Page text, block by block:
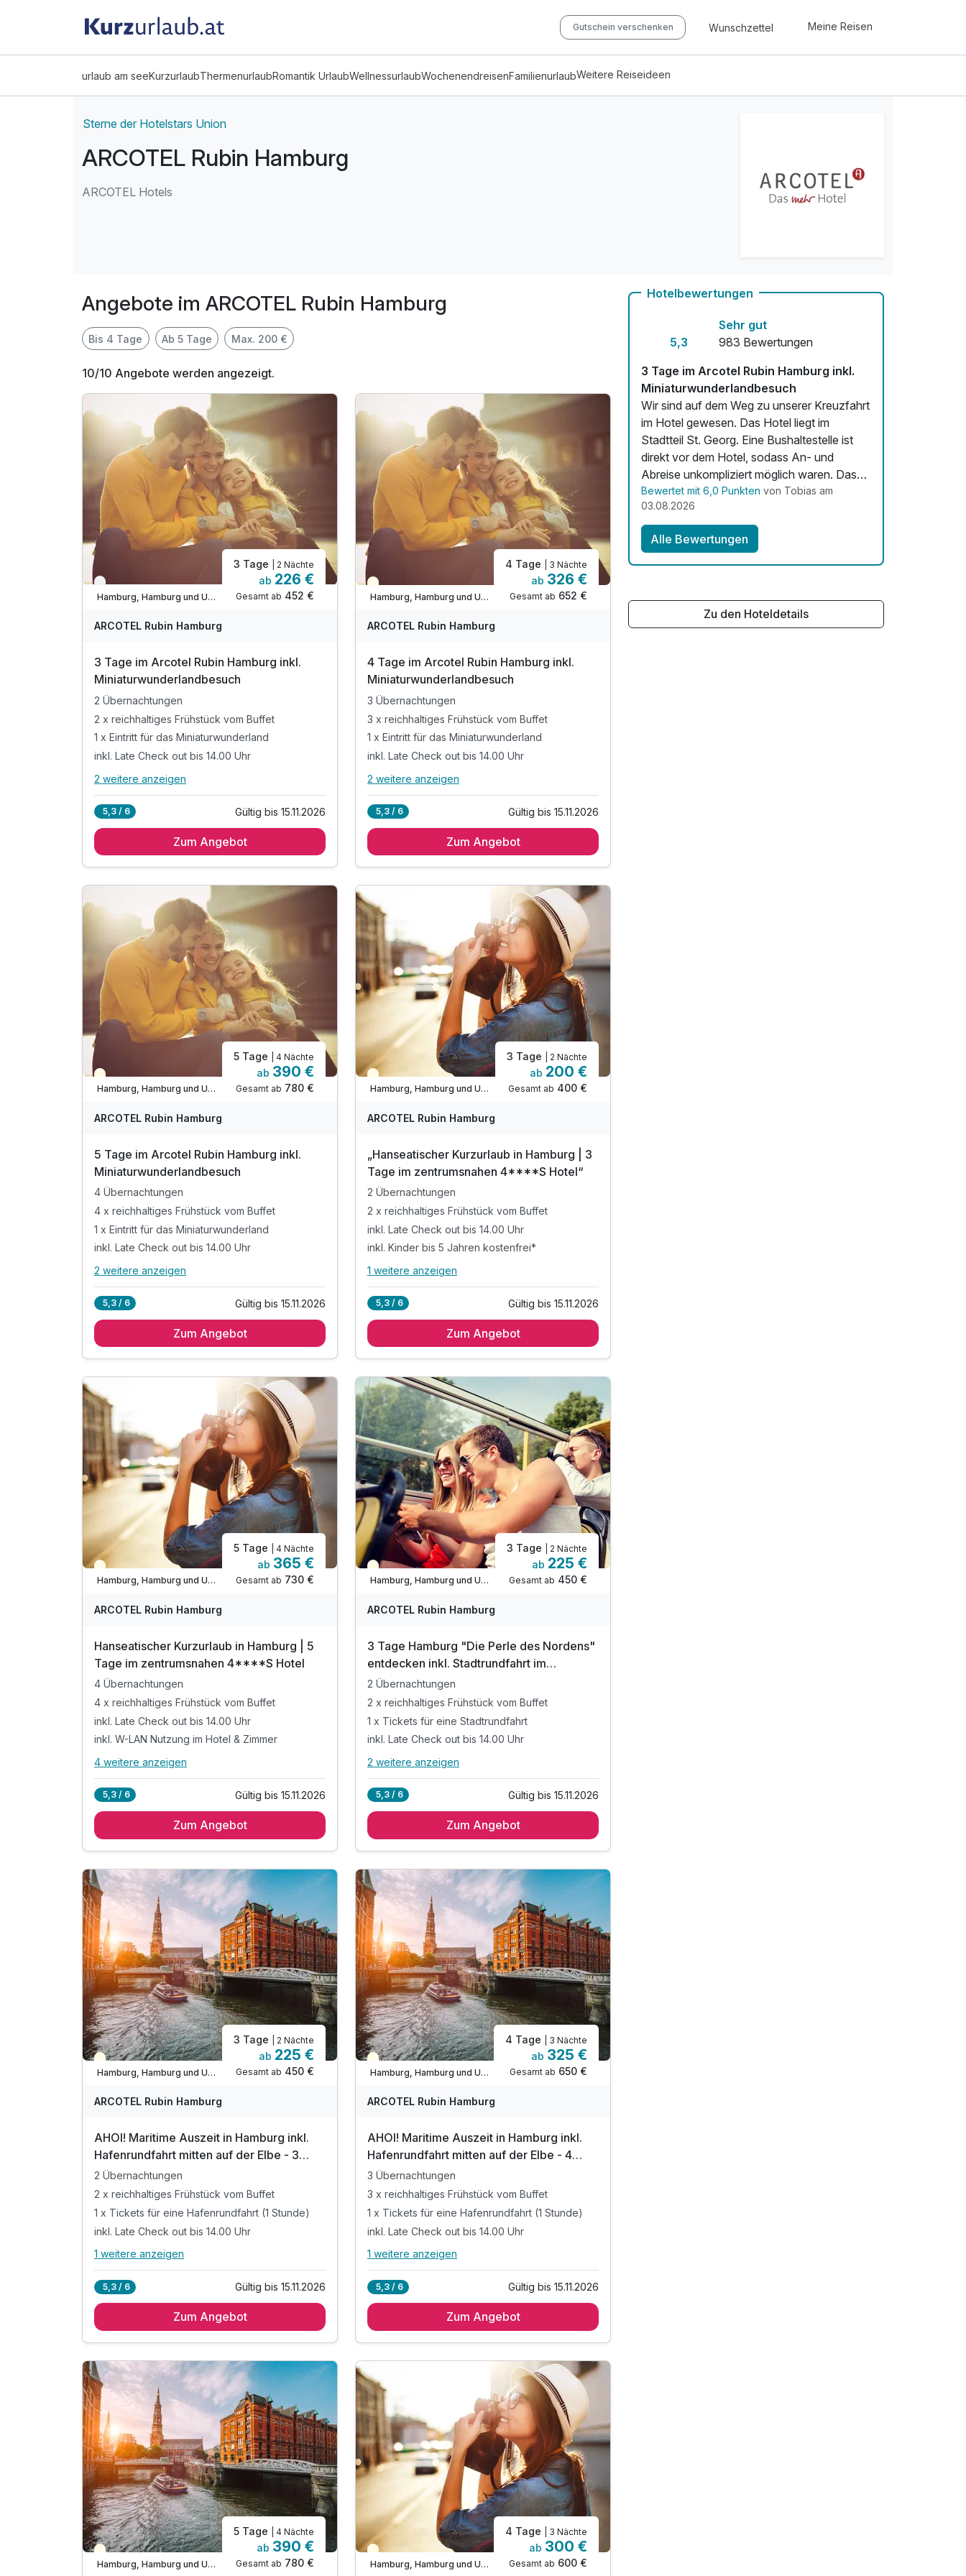
Gutschein verschenken Wunschzettel Meine Reisen
urlaub am seeKurzurlaubThermenurlaubRomantik UrlaubWellnessurlaubWochenendreisenFamilienurlaubWeitere Reiseideen
Sterne der Hotelstars Union
ARCOTEL Rubin Hamburg
ARCOTEL Hotels
Angebote im ARCOTEL Rubin Hamburg
Bis 4 Tage Ab 5 Tage Max. 200 €
10/10 Angebote werden angezeigt.
Verfügbar bis November
Hamburg, Hamburg und Umgebung
3 Tage | 2 Nächte
ab 226 €
Gesamt ab 452 €
ARCOTEL Rubin Hamburg
3 Tage im Arcotel Rubin Hamburg inkl.
Miniaturwunderlandbesuch
2 Übernachtungen
2 x reichhaltiges Frühstück vom Buffet
1 x Eintritt für das Miniaturwunderland
inkl. Late Check out bis 14.00 Uhr
Alle Inklusivleistungen
2 x reichhaltiges Frühstück vom Buffet
inkl. W-LAN Nutzung im Hotel & Zimmer
inkl. Kinder bis 5 Jahren kostenfrei
2 weitere anzeigen
5,3 / 6 Gültig bis 15.11.2026
Zum Angebot
Teilweise ausgelastet
Hamburg, Hamburg und Umgebung
4 Tage | 3 Nächte
ab 326 €
Gesamt ab 652 €
ARCOTEL Rubin Hamburg
4 Tage im Arcotel Rubin Hamburg inkl.
Miniaturwunderlandbesuch
3 Übernachtungen
3 x reichhaltiges Frühstück vom Buffet
1 x Eintritt für das Miniaturwunderland
inkl. Late Check out bis 14.00 Uhr
Alle Inklusivleistungen
3 x reichhaltiges Frühstück vom Buffet
inkl. W-LAN Nutzung im Hotel & Zimmer
inkl. Kinder bis 5 Jahren kostenfrei
2 weitere anzeigen
5,3 / 6 Gültig bis 15.11.2026
Zum Angebot
Teilweise ausgelastet
Hamburg, Hamburg und Umgebung
5 Tage | 4 Nächte
ab 390 €
Gesamt ab 780 €
ARCOTEL Rubin Hamburg
5 Tage im Arcotel Rubin Hamburg inkl.
Miniaturwunderlandbesuch
4 Übernachtungen
4 x reichhaltiges Frühstück vom Buffet
1 x Eintritt für das Miniaturwunderland
inkl. Late Check out bis 14.00 Uhr
Alle Inklusivleistungen
4 x reichhaltiges Frühstück vom Buffet
inkl. W-LAN Nutzung im Hotel & Zimmer
inkl. Kinder bis 5 Jahren kostenfrei
2 weitere anzeigen
5,3 / 6 Gültig bis 15.11.2026
Zum Angebot
Teilweise ausgelastet
Hamburg, Hamburg und Umgebung
3 Tage | 2 Nächte
ab 200 €
Gesamt ab 400 €
ARCOTEL Rubin Hamburg
„Hanseatischer Kurzurlaub in Hamburg | 3
Tage im zentrumsnahen 4****S Hotel“
2 Übernachtungen
2 x reichhaltiges Frühstück vom Buffet
inkl. Late Check out bis 14.00 Uhr
inkl. Kinder bis 5 Jahren kostenfrei*
Alle Inklusivleistungen
2 x reichhaltiges Frühstück vom Buffet
inkl. W-LAN Nutzung im Hotel & Zimmer
1 weitere anzeigen
5,3 / 6 Gültig bis 15.11.2026
Zum Angebot
Teilweise ausgelastet
Hamburg, Hamburg und Umgebung
5 Tage | 4 Nächte
ab 365 €
Gesamt ab 730 €
ARCOTEL Rubin Hamburg
Hanseatischer Kurzurlaub in Hamburg | 5
Tage im zentrumsnahen 4****S Hotel
4 Übernachtungen
4 x reichhaltiges Frühstück vom Buffet
inkl. Late Check out bis 14.00 Uhr
inkl. W-LAN Nutzung im Hotel & Zimmer
Alle Inklusivleistungen
4 x reichhaltiges Frühstück vom Buffet
inkl. Kinder bis 5 Jahren kostenfrei*
Tipp 1: Shoppen in der Mönckebergstr., 900 m
entf.
Tipp 2: Spazieren an der Binnen- oder
Außenalster
Tipp 3: Besichtigung der Elbphilharmonie
4 weitere anzeigen
5,3 / 6 Gültig bis 15.11.2026
Zum Angebot
Teilweise ausgelastet
Hamburg, Hamburg und Umgebung
3 Tage | 2 Nächte
ab 225 €
Gesamt ab 450 €
ARCOTEL Rubin Hamburg
3 Tage Hamburg "Die Perle des Nordens"
entdecken inkl. Stadtrundfahrt im
Doppeldeckerbus
2 Übernachtungen
2 x reichhaltiges Frühstück vom Buffet
1 x Tickets für eine Stadtrundfahrt
inkl. Late Check out bis 14.00 Uhr
Alle Inklusivleistungen
2 x reichhaltiges Frühstück vom Buffet
inkl. W-LAN Nutzung im Hotel & Zimmer
inkl. Kinder bis 5 Jahren kostenfrei
2 weitere anzeigen
5,3 / 6 Gültig bis 15.11.2026
Zum Angebot
Teilweise ausgelastet
Hamburg, Hamburg und Umgebung
3 Tage | 2 Nächte
ab 225 €
Gesamt ab 450 €
ARCOTEL Rubin Hamburg
AHOI! Maritime Auszeit in Hamburg inkl.
Hafenrundfahrt mitten auf der Elbe - 3
Tage
2 Übernachtungen
2 x reichhaltiges Frühstück vom Buffet
1 x Tickets für eine Hafenrundfahrt (1 Stunde)
inkl. Late Check out bis 14.00 Uhr
Alle Inklusivleistungen
2 x reichhaltiges Frühstück vom Buffet
inkl. W-LAN Nutzung im Hotel & Zimmer
1 weitere anzeigen
5,3 / 6 Gültig bis 15.11.2026
Zum Angebot
Teilweise ausgelastet
Hamburg, Hamburg und Umgebung
4 Tage | 3 Nächte
ab 325 €
Gesamt ab 650 €
ARCOTEL Rubin Hamburg
AHOI! Maritime Auszeit in Hamburg inkl.
Hafenrundfahrt mitten auf der Elbe - 4
Tage
3 Übernachtungen
3 x reichhaltiges Frühstück vom Buffet
1 x Tickets für eine Hafenrundfahrt (1 Stunde)
inkl. Late Check out bis 14.00 Uhr
Alle Inklusivleistungen
3 x reichhaltiges Frühstück vom Buffet
inkl. W-LAN Nutzung im Hotel & Zimmer
1 weitere anzeigen
5,3 / 6 Gültig bis 15.11.2026
Zum Angebot
Teilweise ausgelastet
Hamburg, Hamburg und Umgebung
5 Tage | 4 Nächte
ab 390 €
Gesamt ab 780 €
Teilweise ausgelastet
Hamburg, Hamburg und Umgebung
4 Tage | 3 Nächte
ab 300 €
Gesamt ab 600 €
Hotelbewertungen
5,3
Sehr gut
983 Bewertungen
3 Tage im Arcotel Rubin Hamburg inkl.
Miniaturwunderlandbesuch
Wir sind auf dem Weg zu unserer Kreuzfahrt
im Hotel gewesen. Das Hotel liegt im
Stadtteil St. Georg. Eine Bushaltestelle ist
direkt vor dem Hotel, sodass An- und
Abreise unkompliziert möglich waren. Das
Frühstück war sehr gut. Das Zimmer lag sehr
ruhig, da nicht zur Straße. Das Zimmer war
sauber und für ein Stadthotel sehr groß und
für drei Personen mehr als ausreichend. Es
war ein schöner Aufenthalt und aus unserer
Bewertet mit 6,0 Punkten von Tobias am
03.08.2026
Alle Bewertungen
Zu den Hoteldetails